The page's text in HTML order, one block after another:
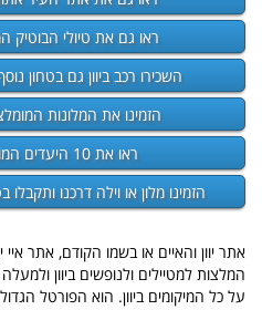
ראו גם את טיולי הבוטיק
השכירו רכב ביוון גם בטחון
הזמינו את המלונות
ראו את 10 היעדים המובקשים ביותר ביוון
הזמינו מלון או וילה דרכנו
אתר יוון והאיים או בשמו הקודם, אתר
המלצות למטיילים ולנופשים ביוון
על כל המיקומים ביוון. הוא הפורטל